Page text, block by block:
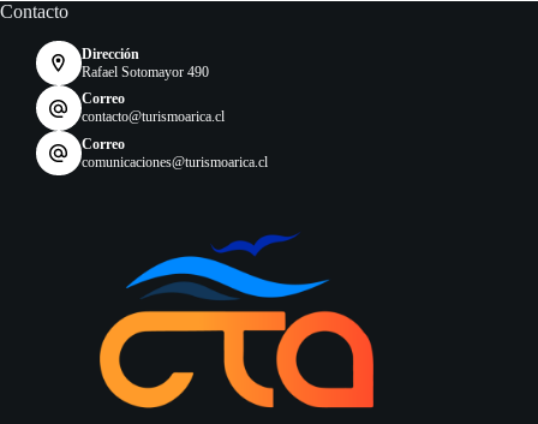
Contacto
Dirección
Rafael Sotomayor 490
Correo
contacto@turismoarica.cl
Correo
comunicaciones@turismoarica.cl